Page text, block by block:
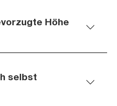
Höhe
selbst